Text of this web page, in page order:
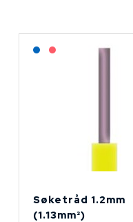
Lagerført: NEK Kabel
På forespørsel
Søketråd 1.2mm
(1.13mm²)